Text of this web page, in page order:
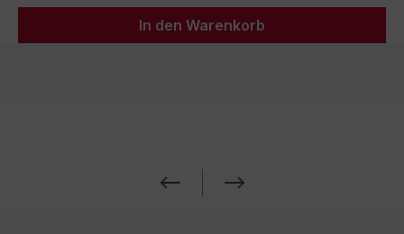
In den Warenkorb